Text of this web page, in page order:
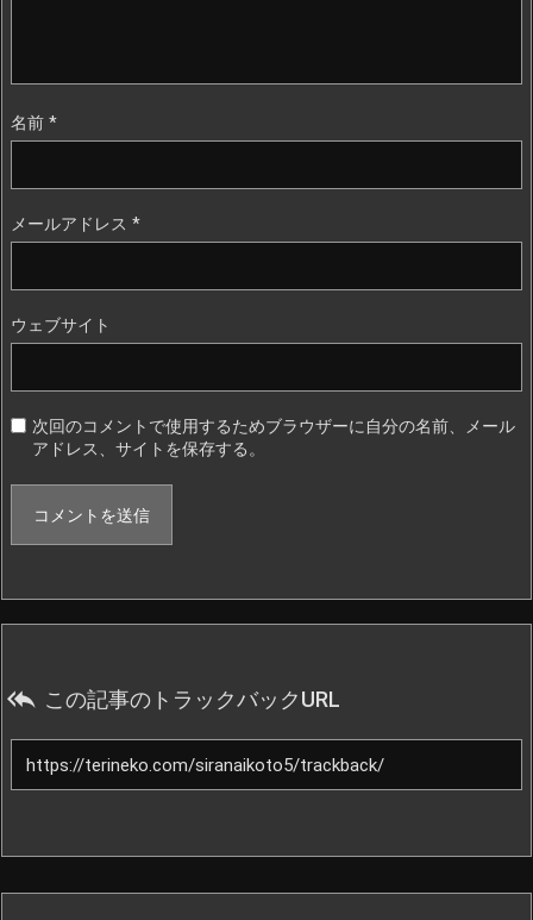
名前 *
メールアドレス *
ウェブサイト
次回のコメントで使用するためブラウザーに自分の名前、メール
アドレス、サイトを保存する。
 この記事のトラックバックURL